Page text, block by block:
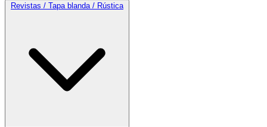
Revistas / Tapa blanda / Rústica